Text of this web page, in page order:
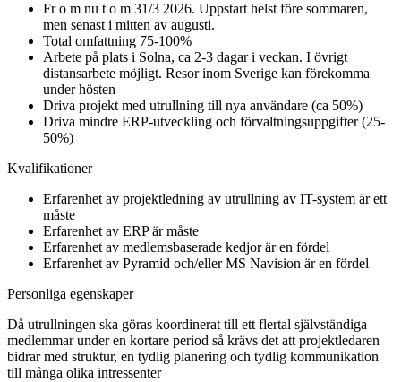
Fr o m nu t o m 31/3 2026. Uppstart helst före sommaren,
men senast i mitten av augusti.
Total omfattning 75-100%
Arbete på plats i Solna, ca 2-3 dagar i veckan. I övrigt
distansarbete möjligt. Resor inom Sverige kan förekomma
under hösten
Driva projekt med utrullning till nya användare (ca 50%)
Driva mindre ERP-utveckling och förvaltningsuppgifter (25-
50%)
Kvalifikationer
Erfarenhet av projektledning av utrullning av IT-system är ett
måste
Erfarenhet av ERP är måste
Erfarenhet av medlemsbaserade kedjor är en fördel
Erfarenhet av Pyramid och/eller MS Navision är en fördel
Personliga egenskaper
Då utrullningen ska göras koordinerat till ett flertal självständiga
medlemmar under en kortare period så krävs det att projektledaren
bidrar med struktur, en tydlig planering och tydlig kommunikation
till många olika intressenter